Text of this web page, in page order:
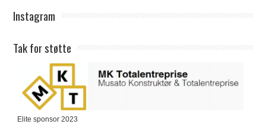
Instagram
Tak for støtte
Elite sponsor 2023